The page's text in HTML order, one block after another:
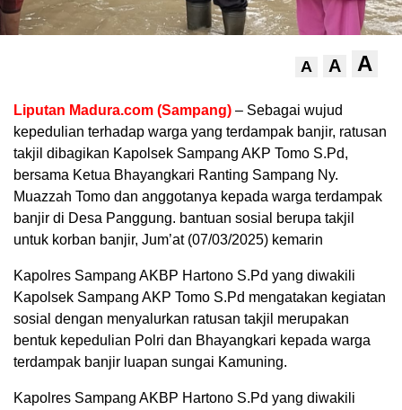
A A A
Liputan Madura.com (Sampang) – Sebagai wujud
kepedulian terhadap warga yang terdampak banjir, ratusan
takjil dibagikan Kapolsek Sampang AKP Tomo S.Pd,
bersama Ketua Bhayangkari Ranting Sampang Ny.
Muazzah Tomo dan anggotanya kepada warga terdampak
banjir di Desa Panggung. bantuan sosial berupa takjil
untuk korban banjir, Jum’at (07/03/2025) kemarin
Kapolres Sampang AKBP Hartono S.Pd yang diwakili
Kapolsek Sampang AKP Tomo S.Pd mengatakan kegiatan
sosial dengan menyalurkan ratusan takjil merupakan
bentuk kepedulian Polri dan Bhayangkari kepada warga
terdampak banjir luapan sungai Kamuning.
Kapolres Sampang AKBP Hartono S.Pd yang diwakili